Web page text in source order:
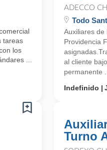
tareas
los
...
ADECCO
Todo
Auxiliares de
Providencia
al cliente
permanente ...
Indefinido
Turno